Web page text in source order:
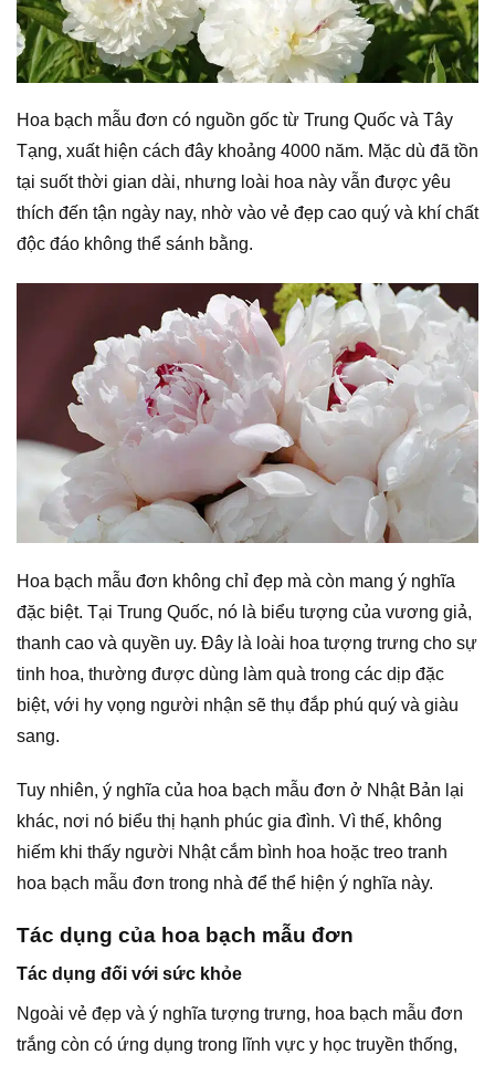
Hoa bạch mẫu đơn có nguồn gốc từ Trung Quốc và Tây
Tạng, xuất hiện cách đây khoảng 4000 năm. Mặc dù đã tồn
tại suốt thời gian dài, nhưng loài hoa này vẫn được yêu
thích đến tận ngày nay, nhờ vào vẻ đẹp cao quý và khí chất
độc đáo không thể sánh bằng.
Hoa bạch mẫu đơn không chỉ đẹp mà còn mang ý nghĩa
đặc biệt. Tại Trung Quốc, nó là biểu tượng của vương giả,
thanh cao và quyền uy. Đây là loài hoa tượng trưng cho sự
tinh hoa, thường được dùng làm quà trong các dịp đặc
biệt, với hy vọng người nhận sẽ thụ đắp phú quý và giàu
sang.
Tuy nhiên, ý nghĩa của hoa bạch mẫu đơn ở Nhật Bản lại
khác, nơi nó biểu thị hạnh phúc gia đình. Vì thế, không
hiếm khi thấy người Nhật cắm bình hoa hoặc treo tranh
hoa bạch mẫu đơn trong nhà để thể hiện ý nghĩa này.
Tác dụng của hoa bạch mẫu đơn
Tác dụng đối với sức khỏe
Ngoài vẻ đẹp và ý nghĩa tượng trưng, hoa bạch mẫu đơn
trắng còn có ứng dụng trong lĩnh vực y học truyền thống,